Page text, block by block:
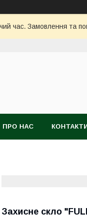
час. Замовлення та
ПРО НАС
Захисне скло